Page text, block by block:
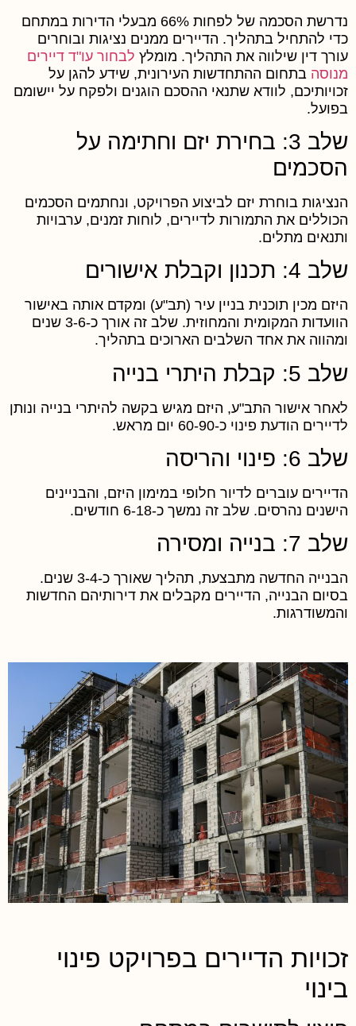
נדרשת הסכמה של לפחות 66% מבעלי הדירות במתחם
להתחיל בתהליך. הדיירים ממנים נציגות ובוחרים
דין שילווה את התהליך. מומלץלבחור עו"ד דיירים
בתחום ההתחדשות העירונית, שידע להגן על
לוודא שתנאי ההסכם הוגנים ולפקח על יישומם
שלב 3: בחירת יזם וחתימה על
בוחרת יזם לביצוע הפרויקט, ונחתמים הסכמים
את התמורות לדיירים, לוחות זמנים, ערבויות
מתלים.
תכנון וקבלת אישורים
מכין תוכנית בניין עיר (תב"ע) ומקדם אותה באישור
הוועדות המקומית והמחוזית. שלב זה אורך כ-3-6 שנים
את אחד השלבים הארוכים בתהליך.
קבלת היתרי בנייה
אישור התב"ע, היזם מגיש בקשה להיתרי בנייה ונותן
הודעת פינוי כ-60-90 יום מראש.
6: פינוי והריסה
עוברים לדיור חלופי במימון היזם, והבניינים
נהרסים. שלב זה נמשך כ-6-18 חודשים.
7: בנייה ומסירה
הבנייה החדשה מתבצעת, תהליך שאורך כ-3-4 שנים.
הבנייה, הדיירים מקבלים את דירותיהם החדשות
הדיירים בפרויקט פינוי